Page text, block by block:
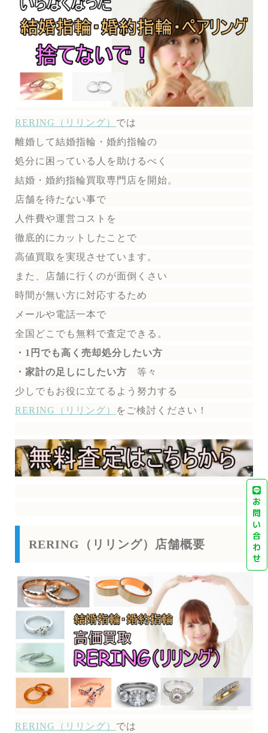
RERING（リリング） では
離婚して結婚指輪・婚約指輪の
処分に困っている人を助けるべく
結婚・婚約指輪買取専門店を開始。
店舗を待たない事で
人件費や運営コストを
徹底的にカットしたことで
高値買取を実現させています。
また、店舗に行くのが面倒くさい
時間が無い方に対応するため
メールや電話一本で
全国どこでも無料で査定できる。
・1円でも高く売却処分したい方
・家計の足しにしたい方 等々
少しでもお役に立てるよう努力する
RERING（リリング）
を ご検討ください！
RERING（リリング）店舗概要
RERING（リリング） では
お
問
い
合
わ
せ